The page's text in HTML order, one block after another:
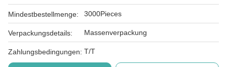
Mindestbestellmenge: 3000Pieces
Verpackungsdetails: Massenverpackung
Zahlungsbedingungen: T/T